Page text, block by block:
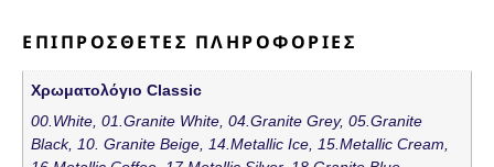
ΕΠΙΠΡΌΣΘΕΤΕΣ ΠΛΗΡΟΦΟΡΊΕΣ
Χρωματολόγιο Classic
00.White, 01.Granite White, 04.Granite Grey, 05.Granite
Black, 10. Granite Beige, 14.Metallic Ice, 15.Metallic Cream,